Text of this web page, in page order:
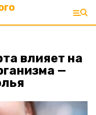
влияет на
—